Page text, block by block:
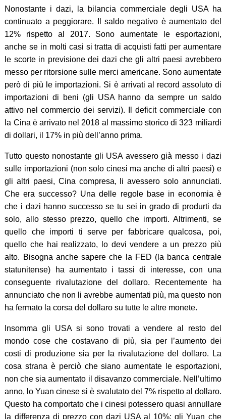
Nonostante i dazi, la bilancia commerciale degli USA ha
continuato a peggiorare. Il saldo negativo è aumentato del
12% rispetto al 2017. Sono aumentate le esportazioni,
anche se in molti casi si tratta di acquisti fatti per aumentare
le scorte in previsione dei dazi che gli altri paesi avrebbero
messo per ritorsione sulle merci americane. Sono aumentate
però di più le importazioni. Si è arrivati al record assoluto di
importazioni di beni (gli USA hanno da sempre un saldo
attivo nel commercio dei servizi). Il deficit commerciale con
la Cina è arrivato nel 2018 al massimo storico di 323 miliardi
di dollari, il 17% in più dell’anno prima.
Tutto questo nonostante gli USA avessero già messo i dazi
sulle importazioni (non solo cinesi ma anche di altri paesi) e
gli altri paesi, Cina compresa, li avessero solo annunciati.
Che era successo? Una delle regole base in economia è
che i dazi hanno successo se tu sei in grado di produrti da
solo, allo stesso prezzo, quello che importi. Altrimenti, se
quello che importi ti serve per fabbricare qualcosa, poi,
quello che hai realizzato, lo devi vendere a un prezzo più
alto. Bisogna anche sapere che la FED (la banca centrale
statunitense) ha aumentato i tassi di interesse, con una
conseguente rivalutazione del dollaro. Recentemente ha
annunciato che non li avrebbe aumentati più, ma questo non
ha fermato la corsa del dollaro su tutte le altre monete.
Insomma gli USA si sono trovati a vendere al resto del
mondo cose che costavano di più, sia per l’aumento dei
costi di produzione sia per la rivalutazione del dollaro. La
cosa strana è perciò che siano aumentate le esportazioni,
non che sia aumentato il disavanzo commerciale. Nell’ultimo
anno, lo Yuan cinese si è svalutato del 7% rispetto al dollaro.
Questo ha comportato che i cinesi potessero quasi annullare
la differenza di prezzo con dazi USA al 10%: gli Yuan che